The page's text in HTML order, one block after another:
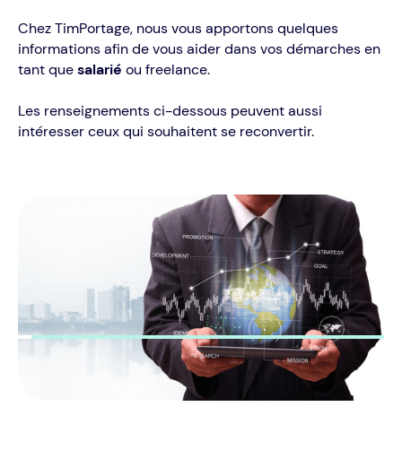
Chez TimPortage, nous vous apportons quelques
informations afin de vous aider dans vos démarches en
tant quesalarié ou freelance.
Les renseignements ci-dessous peuvent aussi
intéresser ceux qui souhaitent se reconvertir.